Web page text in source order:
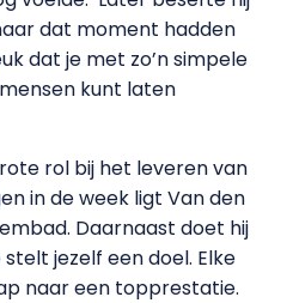
dat moment hadden
dat je met zo’n simpele
kunt laten
rol bij het leveren van
in de week ligt Van den
Daarnaast doet hij
jezelf een doel. Elke
naar een topprestatie.